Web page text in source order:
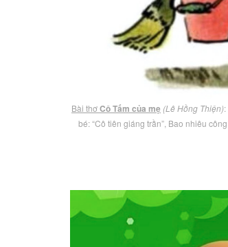
Bài thơCô Tấm của mẹ (Lê Hồng Thiện)
bé: “Cô tiên giáng trần”, Bao nhiêu